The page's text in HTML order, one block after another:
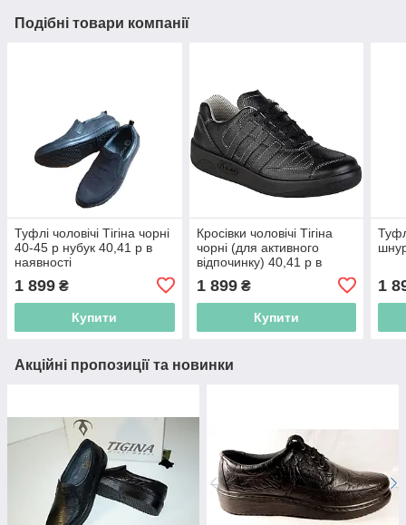
Подібні товари компанії
Туфлі чоловічі Тігіна чорні
40-45 р нубук 40,41 р в
наявності
1 899 ₴
Купити
Кросівки чоловічі Тігіна
чорні (для активного
відпочинку) 40,41 р в
1 899₴
Купити
1
Акційні пропозиції та новинки